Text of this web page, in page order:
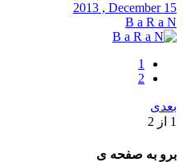
2013 , December 15
B a R a N
1
2
بعدی
1 از 2
برو به صفحه ی